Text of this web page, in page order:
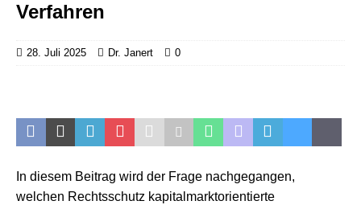
Verfahren
28. Juli 2025 Dr. Janert 0
In diesem Beitrag wird der Frage nachgegangen,
welchen Rechtsschutz kapitalmarktorientierte